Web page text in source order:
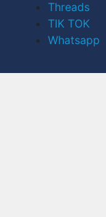
Threads
TIK TOK
Whatsapp